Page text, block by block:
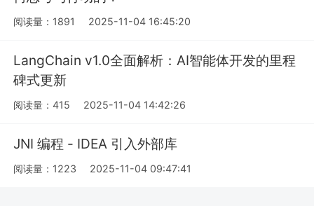
阅读量：1891 2025-11-04 16:45:20
LangChain v1.0全面解析：AI智能体开发的里程
碑式更新
阅读量：415 2025-11-04 14:42:26
JNI 编程 - IDEA 引入外部库
阅读量：1223 2025-11-04 09:47:41